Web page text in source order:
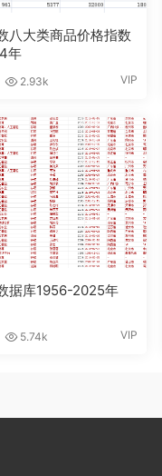
八大类商品价格指数
年
2.93k VIP
据库1956-2025年
5.74k VIP